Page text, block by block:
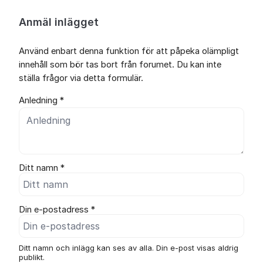
Anmäl inlägget
Använd enbart denna funktion för att påpeka olämpligt
innehåll som bör tas bort från forumet. Du kan inte
ställa frågor via detta formulär.
Anledning *
Ditt namn *
Din e-postadress *
Ditt namn och inlägg kan ses av alla. Din e-post visas aldrig
publikt.